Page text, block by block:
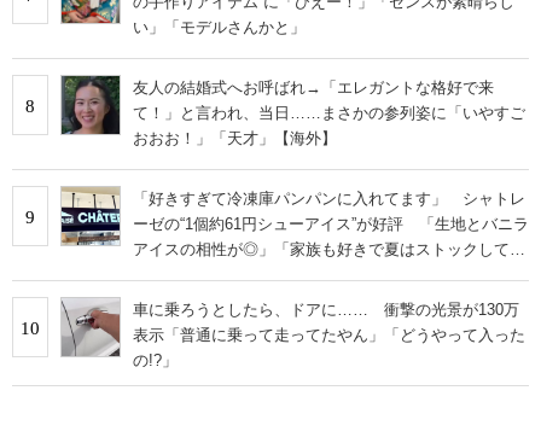
い」「モデルさんかと」
8
友人の結婚式へお呼ばれ→「エレガントな格好で来
て！」と言われ、当日……まさかの参列姿に「いやすご
おおお！」「天才」【海外】
9
「好きすぎて冷凍庫パンパンに入れてます」 シャトレ
ーゼの“1個約61円シューアイス”が好評 「生地とバニラ
アイスの相性が◎」「家族も好きで夏はストックして
10
車に乗ろうとしたら、ドアに…… 衝撃の光景が130万
表示「普通に乗って走ってたやん」「どうやって入った
の!?」